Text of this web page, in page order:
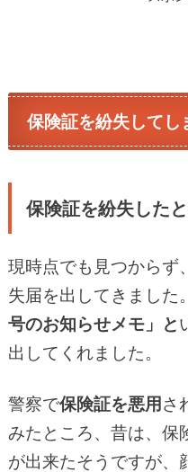
保険証を紛失してし
保険証を紛失した
現時点でも見つからず
失届を出してきました
号のお知らせメモ」と
出してくれました。
警察で保険証を悪用 さ
みたところ、昔は、保
が出来たそうですが、